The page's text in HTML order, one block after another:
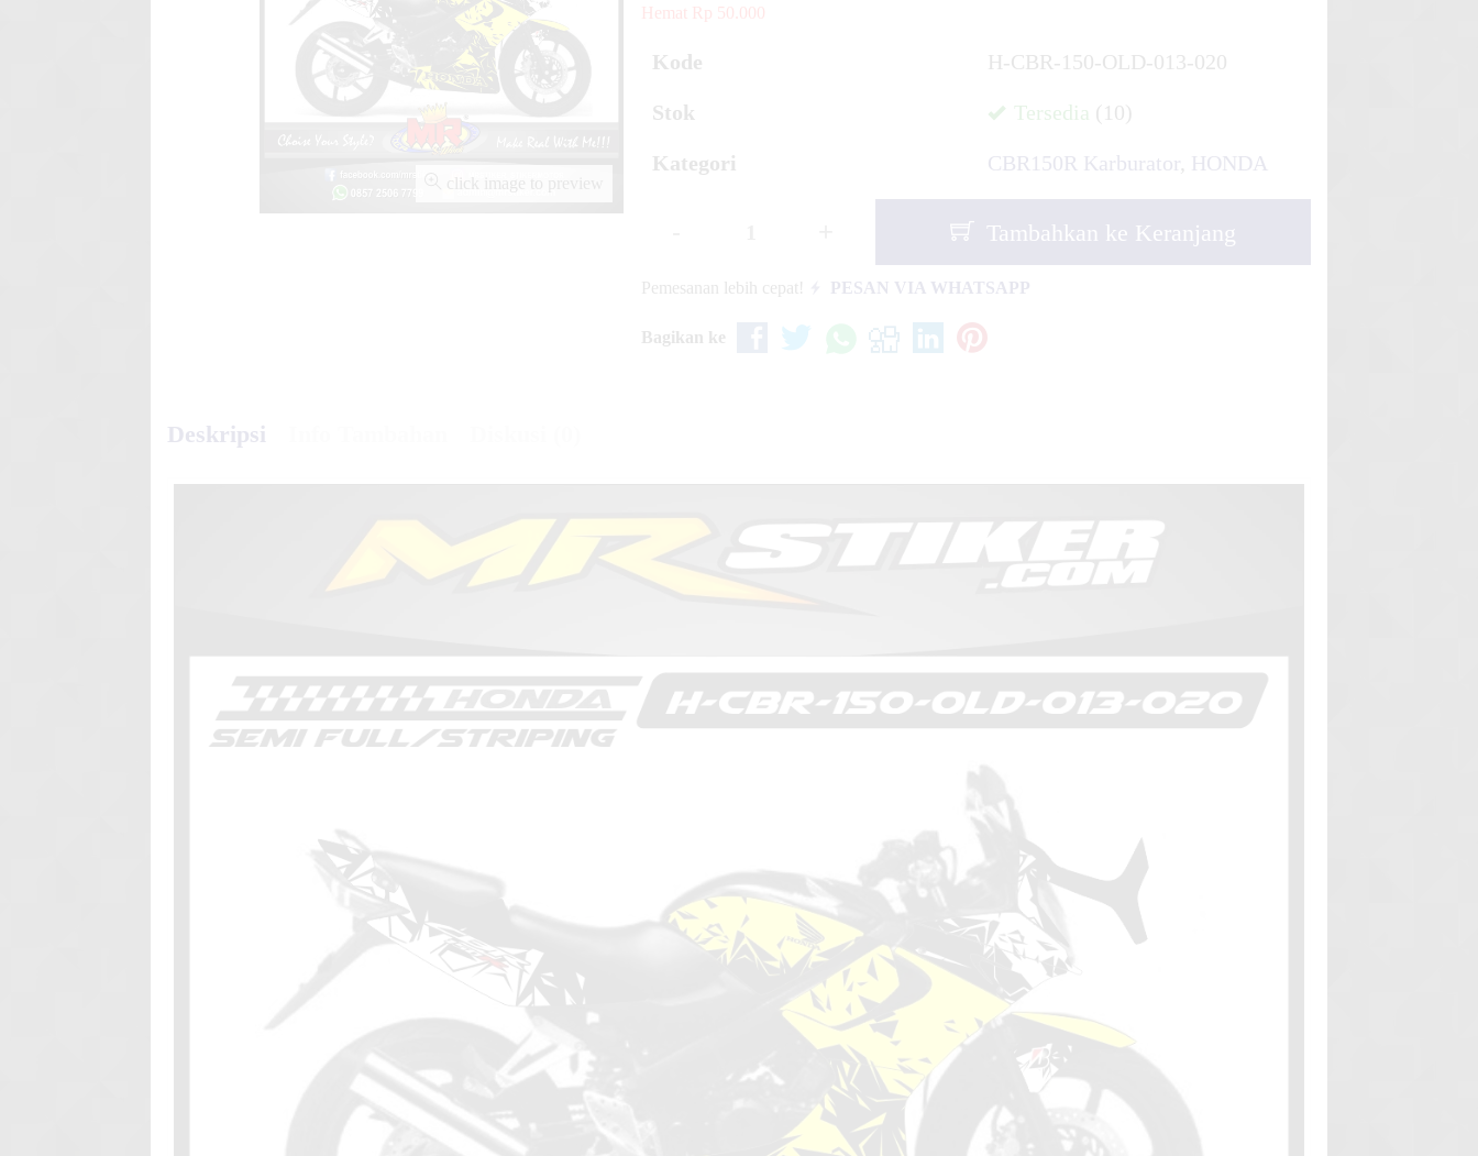
Striping Custom Yamaha Nmax New \ Decal
Stiker motor decal Yamaha Mio Soul The Dark
click image to preview
Hemat Rp 50.000
Kode H-CBR-150-OLD-013-020
Stok Tersedia (10)
Kategori CBR150R Karburator , HONDA
Tambahkan ke Keranjang
Pemesanan lebih cepat! PESAN VIA WHATSAPP
Bagikan ke
Deskripsi